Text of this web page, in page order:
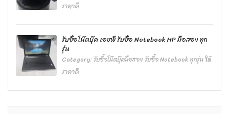
ราคาดี
รับซื้อโน๊ตบุ๊ค เอชพี รับซื้อ Notebook HP มือสอง ทุก
รุ่น
Category:รับซื้อโน๊ตบุ๊คมือสอง รับซื้อ Notebook ทุกรุ่น ให้
ราคาดี